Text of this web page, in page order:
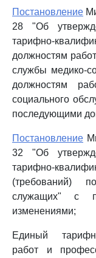
Постановление
28 "Об
тарифно-
должностям
службы медико-
должностям
социального
последующими
Постановление
32 "Об
тарифно-
(требований)
служащих" с
изменениями;
Единый
работ и